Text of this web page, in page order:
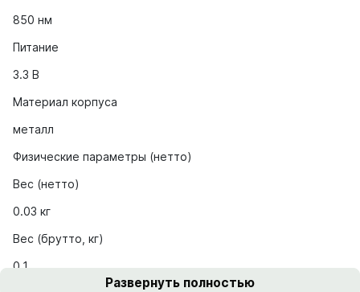
850 нм
Питание
3.3 В
Материал корпуса
металл
Физические параметры (нетто)
Вес (нетто)
0.03 кг
Вес (брутто, кг)
0.1
Развернуть полностью